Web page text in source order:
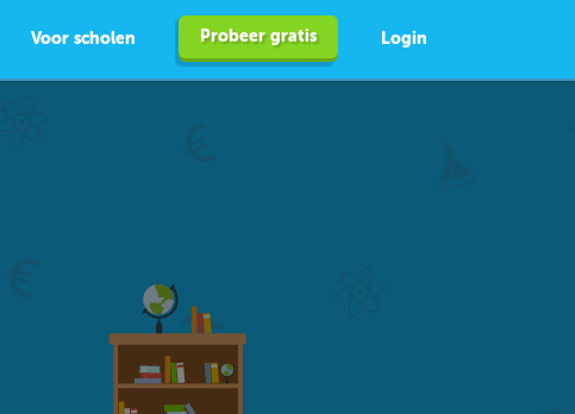
Voor scholen Probeer gratis Login